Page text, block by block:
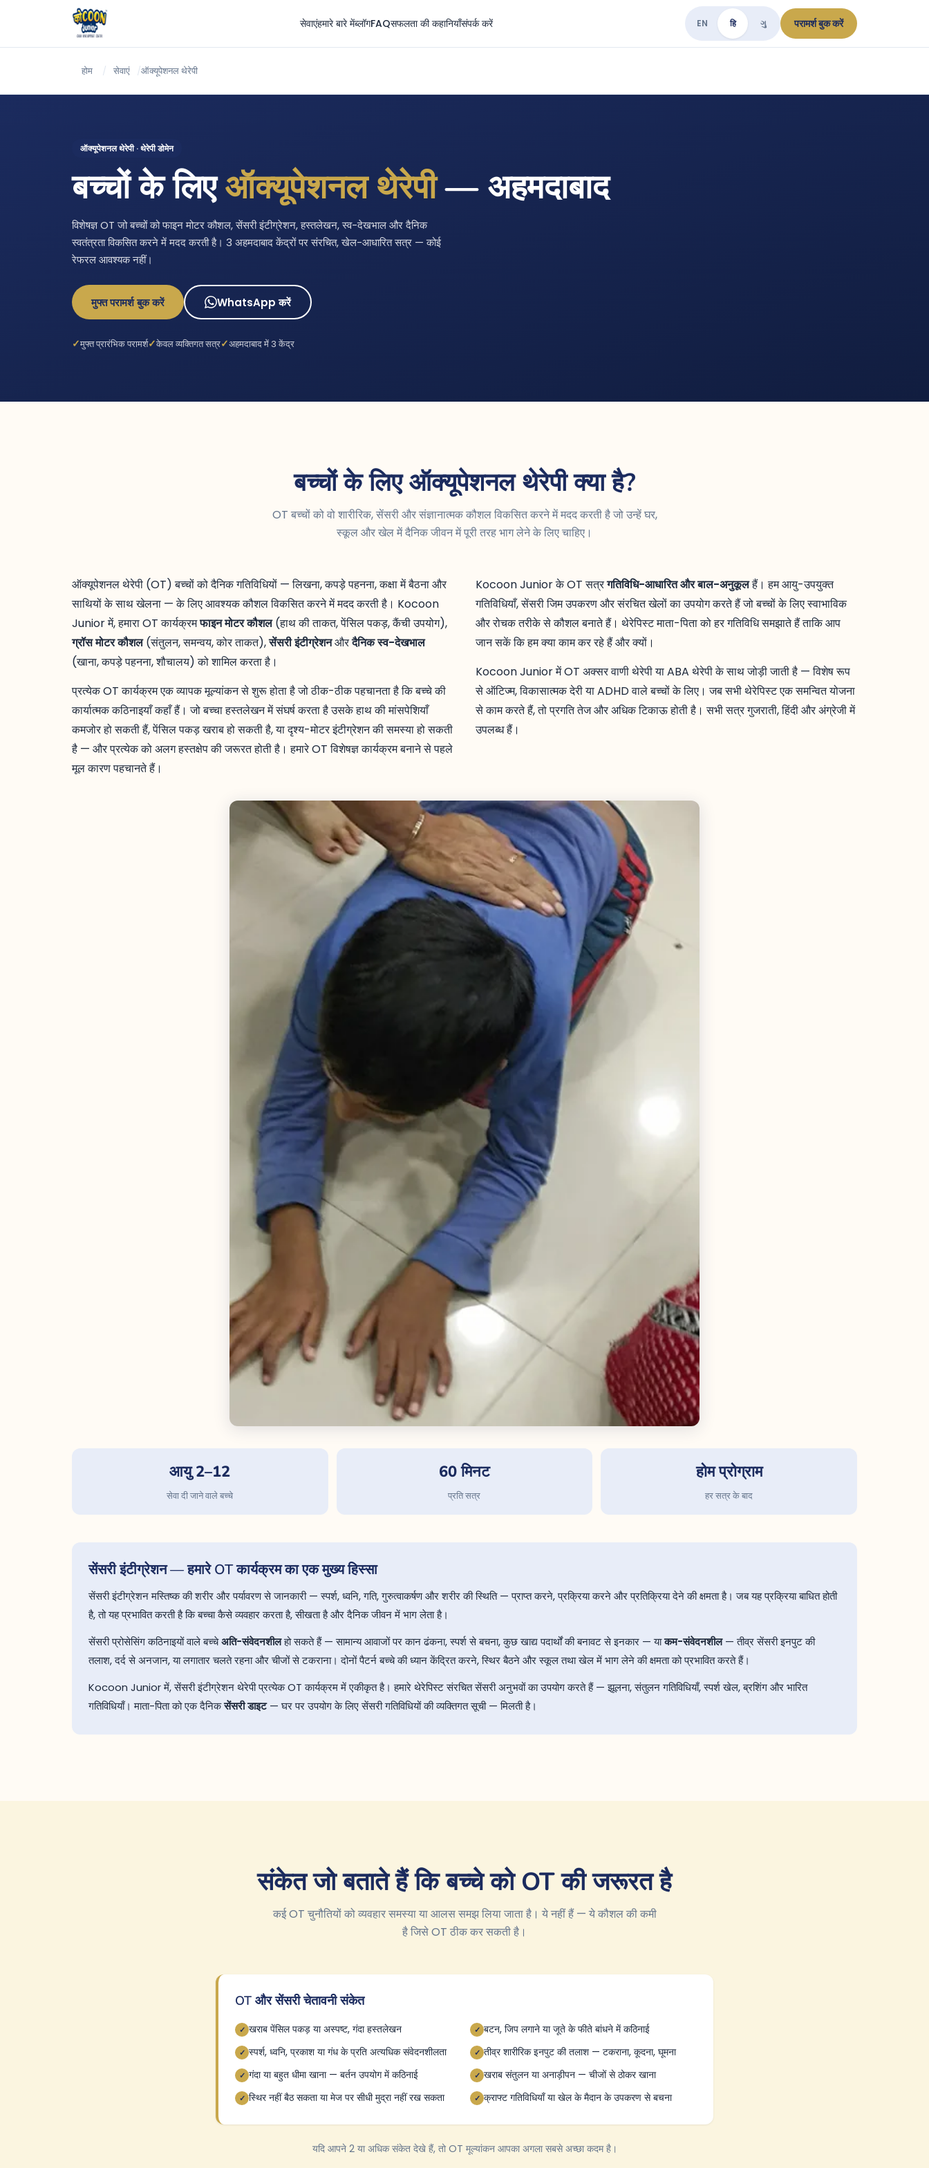
सेवाएंहमारे बारे मेंब्लॉगFAQसफलता की कहानियाँसंपर्क करें EN हि ગુ परामर्श बुक करें
होम / सेवाएं /ऑक्यूपेशनल थेरेपी
ऑक्यूपेशनल थेरेपी · थेरेपी डोमेन
बच्चों के लिएऑक्यूपेशनल थेरेपी— अहमदाबाद
विशेषज्ञ OT जो बच्चों को फाइन मोटर कौशल, सेंसरी इंटीग्रेशन, हस्तलेखन, स्व-देखभाल और दैनिक
स्वतंत्रता विकसित करने में मदद करती है। 3 अहमदाबाद केंद्रों पर संरचित, खेल-आधारित सत्र — कोई
रेफरल आवश्यक नहीं।
मुफ्त परामर्श बुक करें WhatsApp करें
मुफ्त प्रारंभिक परामर्श केवल व्यक्तिगत सत्र अहमदाबाद में 3 केंद्र
बच्चों के लिए ऑक्यूपेशनल थेरेपी क्या है?
OT बच्चों को वो शारीरिक, सेंसरी और संज्ञानात्मक कौशल विकसित करने में मदद करती है जो उन्हें घर,
स्कूल और खेल में दैनिक जीवन में पूरी तरह भाग लेने के लिए चाहिए।
ऑक्यूपेशनल थेरेपी (OT) बच्चों को दैनिक गतिविधियों — लिखना, कपड़े पहनना, कक्षा में बैठना और
साथियों के साथ खेलना — के लिए आवश्यक कौशल विकसित करने में मदद करती है। Kocoon
Junior में, हमारा OT कार्यक्रमफाइन मोटर कौशल(हाथ की ताकत, पेंसिल पकड़, कैंची उपयोग),
ग्रॉस मोटर कौशल(संतुलन, समन्वय, कोर ताकत),सेंसरी इंटीग्रेशनऔरदैनिक स्व-देखभाल
(खाना, कपड़े पहनना, शौचालय) को शामिल करता है।
प्रत्येक OT कार्यक्रम एक व्यापक मूल्यांकन से शुरू होता है जो ठीक-ठीक पहचानता है कि बच्चे की
कार्यात्मक कठिनाइयाँ कहाँ हैं। जो बच्चा हस्तलेखन में संघर्ष करता है उसके हाथ की मांसपेशियाँ
कमजोर हो सकती हैं, पेंसिल पकड़ खराब हो सकती है, या दृश्य-मोटर इंटीग्रेशन की समस्या हो सकती
है — और प्रत्येक को अलग हस्तक्षेप की जरूरत होती है। हमारे OT विशेषज्ञ कार्यक्रम बनाने से पहले
मूल कारण पहचानते हैं।
Kocoon Junior के OT सत्रगतिविधि-आधारित और बाल-अनुकूलहैं। हम आयु-उपयुक्त
गतिविधियाँ, सेंसरी जिम उपकरण और संरचित खेलों का उपयोग करते हैं जो बच्चों के लिए स्वाभाविक
और रोचक तरीके से कौशल बनाते हैं। थेरेपिस्ट माता-पिता को हर गतिविधि समझाते हैं ताकि आप
जान सकें कि हम क्या काम कर रहे हैं और क्यों।
Kocoon Junior में OT अक्सर वाणी थेरेपी या ABA थेरेपी के साथ जोड़ी जाती है — विशेष रूप
से ऑटिज्म, विकासात्मक देरी या ADHD वाले बच्चों के लिए। जब सभी थेरेपिस्ट एक समन्वित योजना
से काम करते हैं, तो प्रगति तेज और अधिक टिकाऊ होती है। सभी सत्र गुजराती, हिंदी और अंग्रेजी में
उपलब्ध हैं।
आयु 2–12
सेवा दी जाने वाले बच्चे
60 मिनट
प्रति सत्र
होम प्रोग्राम
हर सत्र के बाद
सेंसरी इंटीग्रेशन — हमारे OT कार्यक्रम का एक मुख्य हिस्सा
सेंसरी इंटीग्रेशन मस्तिष्क की शरीर और पर्यावरण से जानकारी — स्पर्श, ध्वनि, गति, गुरुत्वाकर्षण और शरीर की स्थिति — प्राप्त करने, प्रक्रिया करने और प्रतिक्रिया देने की क्षमता है। जब यह प्रक्रिया बाधित होती
है, तो यह प्रभावित करती है कि बच्चा कैसे व्यवहार करता है, सीखता है और दैनिक जीवन में भाग लेता है।
सेंसरी प्रोसेसिंग कठिनाइयों वाले बच्चेअति-संवेदनशीलहो सकते हैं — सामान्य आवाजों पर कान ढंकना, स्पर्श से बचना, कुछ खाद्य पदार्थों की बनावट से इनकार — याकम-संवेदनशील— तीव्र सेंसरी इनपुट की
तलाश, दर्द से अनजान, या लगातार चलते रहना और चीजों से टकराना। दोनों पैटर्न बच्चे की ध्यान केंद्रित करने, स्थिर बैठने और स्कूल तथा खेल में भाग लेने की क्षमता को प्रभावित करते हैं।
Kocoon Junior में, सेंसरी इंटीग्रेशन थेरेपी प्रत्येक OT कार्यक्रम में एकीकृत है। हमारे थेरेपिस्ट संरचित सेंसरी अनुभवों का उपयोग करते हैं — झूलना, संतुलन गतिविधियाँ, स्पर्श खेल, ब्रशिंग और भारित
गतिविधियाँ। माता-पिता को एक दैनिकसेंसरी डाइट— घर पर उपयोग के लिए सेंसरी गतिविधियों की व्यक्तिगत सूची — मिलती है।
संकेत जो बताते हैं कि बच्चे को OT की जरूरत है
कई OT चुनौतियों को व्यवहार समस्या या आलस समझ लिया जाता है। ये नहीं हैं — ये कौशल की कमी
है जिसे OT ठीक कर सकती है।
OT और सेंसरी चेतावनी संकेत
✓ खराब पेंसिल पकड़ या अस्पष्ट, गंदा हस्तलेखन ✓ बटन, जिप लगाने या जूते के फीते बांधने में कठिनाई
✓ स्पर्श, ध्वनि, प्रकाश या गंध के प्रति अत्यधिक संवेदनशीलता ✓ तीव्र शारीरिक इनपुट की तलाश — टकराना, कूदना, घूमना
✓ गंदा या बहुत धीमा खाना — बर्तन उपयोग में कठिनाई ✓ खराब संतुलन या अनाड़ीपन — चीजों से ठोकर खाना
✓ स्थिर नहीं बैठ सकता या मेज पर सीधी मुद्रा नहीं रख सकता ✓ क्राफ्ट गतिविधियाँ या खेल के मैदान के उपकरण से बचना
यदि आपने 2 या अधिक संकेत देखे हैं, तो OT मूल्यांकन आपका अगला सबसे अच्छा कदम है।